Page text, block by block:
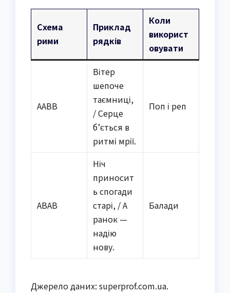
Схема
рими
Приклад
рядків
Коли
використ
овувати
AABB
Вітер
шепоче
таємниці,
/ Серце
б’ється в
ритмі мрії.
Поп і реп
ABAB
Ніч
приносит
ь спогади
старі, / А
ранок —
надію
нову.
Балади
Джерело даних: superprof.com.ua.